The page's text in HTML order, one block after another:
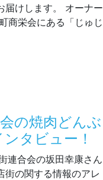
届けします。 オーナー
商栄会にある「じゅじ
の焼肉どんぶ
タビュー！
連合会の坂田幸康さん
街の関する情報のアレ